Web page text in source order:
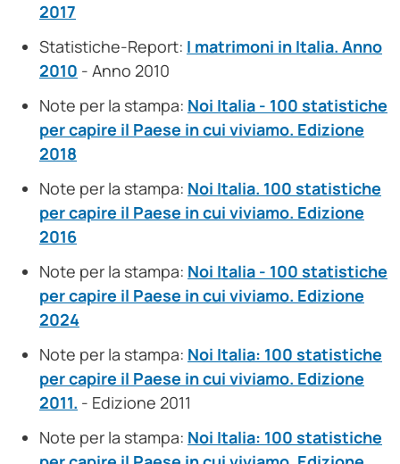
2017
Statistiche-Report: I matrimoni in Italia. Anno
2010 - Anno 2010
Note per la stampa: Noi Italia - 100 statistiche
per capire il Paese in cui viviamo. Edizione
2018
Note per la stampa: Noi Italia. 100 statistiche
per capire il Paese in cui viviamo. Edizione
2016
Note per la stampa: Noi Italia - 100 statistiche
per capire il Paese in cui viviamo. Edizione
2024
Note per la stampa: Noi Italia: 100 statistiche
per capire il Paese in cui viviamo. Edizione
2011. - Edizione 2011
Note per la stampa: Noi Italia: 100 statistiche